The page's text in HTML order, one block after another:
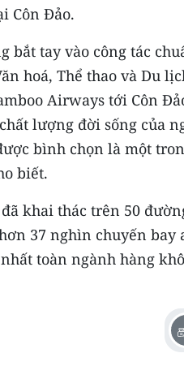
Côn Đảo.
bắt tay vào công tác
hoá, Thể thao và Du
Airways tới Côn
lượng đời sống của
bình chọn là một
biết.
khai thác trên 50
37 nghìn chuyến bay
toàn ngành hàng